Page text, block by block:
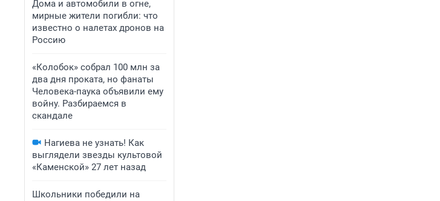
Дома и автомобили в огне,
мирные жители погибли: что
известно о налетах дронов на
Россию
«Колобок» собрал 100 млн за
два дня проката, но фанаты
Человека-паука объявили ему
войну. Разбираемся в
скандале
Нагиева не узнать! Как
выглядели звезды культовой
«Каменской» 27 лет назад
Школьники победили на